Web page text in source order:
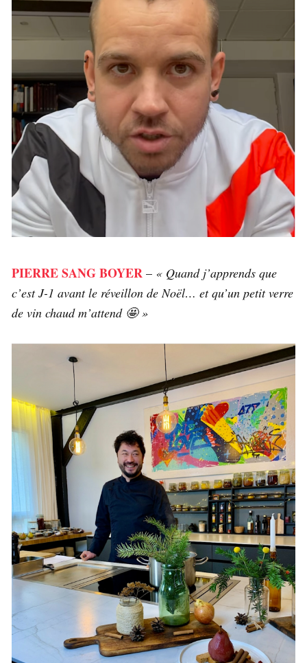
PIERRE SANG BOYER – « Quand j’apprends que
c’est J-1 avant le réveillon de Noël… et qu’un petit verre
de vin chaud m’attend 🤩​ »